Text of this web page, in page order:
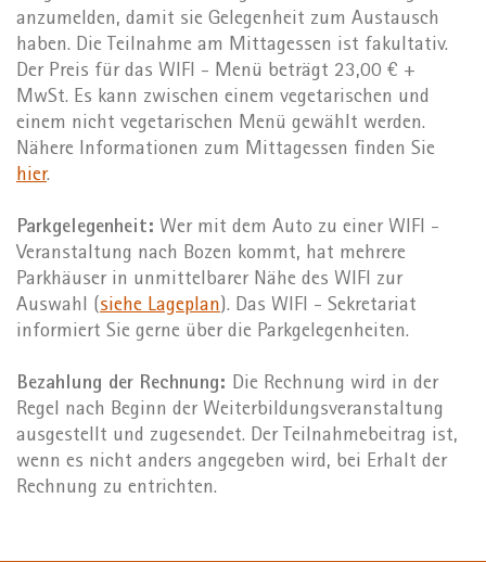
anzumelden, damit sie Gelegenheit zum Austausch
haben. Die Teilnahme am Mittagessen ist fakultativ.
Der Preis für das WIFI - Menü beträgt 23,00 € +
MwSt. Es kann zwischen einem vegetarischen und
einem nicht vegetarischen Menü gewählt werden.
Nähere Informationen zum Mittagessen finden Sie
hier.
Parkgelegenheit: Wer mit dem Auto zu einer WIFI -
Veranstaltung nach Bozen kommt, hat mehrere
Parkhäuser in unmittelbarer Nähe des WIFI zur
Auswahl (siehe Lageplan). Das WIFI - Sekretariat
informiert Sie gerne über die Parkgelegenheiten.
Bezahlung der Rechnung: Die Rechnung wird in der
Regel nach Beginn der Weiterbildungsveranstaltung
ausgestellt und zugesendet. Der Teilnahmebeitrag ist,
wenn es nicht anders angegeben wird, bei Erhalt der
Rechnung zu entrichten.